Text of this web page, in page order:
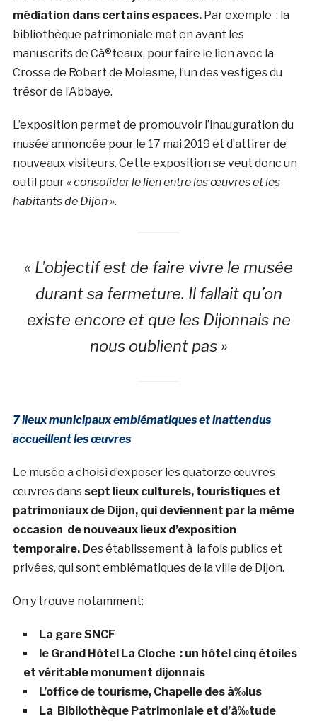
médiation dans certains espaces.Par exemple : la
bibliothèque patrimoniale met en avant les
manuscrits de Cà®teaux, pour faire le lien avec la
Crosse de Robert de Molesme, l’un des vestiges du
trésor de l’Abbaye.
L’exposition permet de promouvoir l’inauguration du
musée annoncée pour le 17 mai 2019 et d’attirer de
nouveaux visiteurs. Cette exposition se veut donc un
outil pour« consolider le lien entre les œuvres et les
habitants de Dijon ».
« L’objectif est de faire vivre le musée
durant sa fermeture. Il fallait qu’on
existe encore et que les Dijonnais ne
nous oublient pas »
7 lieux municipaux emblématiques et inattendus
accueillent les œuvres
Le musée a choisi d’exposer les quatorze œuvres
œuvres dans sept lieux culturels, touristiques et
patrimoniaux de Dijon, qui deviennent par la même
occasion de nouveaux lieux d’exposition
temporaire. Des établissement à la fois publics et
privées, qui sont emblématiques de la ville de Dijon.
On y trouve notamment:
La gare SNCF
le Grand Hôtel La Cloche : un hôtel cinq étoiles
et véritable monument dijonnais
L’office de tourisme, Chapelle des à‰lus
La Bibliothèque Patrimoniale et d’à‰tude